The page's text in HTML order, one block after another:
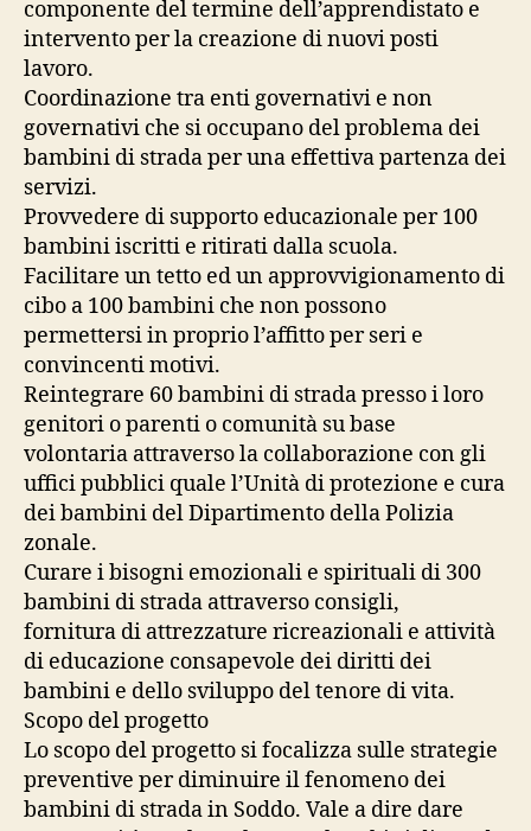
componente del termine dell’apprendistato e
intervento per la creazione di nuovi posti
lavoro.
Coordinazione tra enti governativi e non
governativi che si occupano del problema dei
bambini di strada per una effettiva partenza dei
servizi.
Provvedere di supporto educazionale per 100
bambini iscritti e ritirati dalla scuola.
Facilitare un tetto ed un approvvigionamento di
cibo a 100 bambini che non possono
permettersi in proprio l’affitto per seri e
convincenti motivi.
Reintegrare 60 bambini di strada presso i loro
genitori o parenti o comunità su base
volontaria attraverso la collaborazione con gli
uffici pubblici quale l’Unità di protezione e cura
dei bambini del Dipartimento della Polizia
zonale.
Curare i bisogni emozionali e spirituali di 300
bambini di strada attraverso consigli,
fornitura di attrezzature ricreazionali e attività
di educazione consapevole dei diritti dei
bambini e dello sviluppo del tenore di vita.
Scopo del progetto
Lo scopo del progetto si focalizza sulle strategie
preventive per diminuire il fenomeno dei
bambini di strada in Soddo. Vale a dire dare